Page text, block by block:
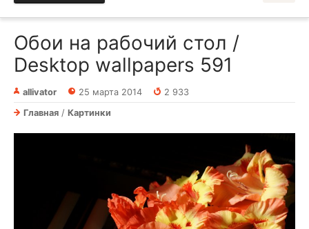
Обои на рабочий стол /
Desktop wallpapers 591
allivator 25 марта 2014
2 933
Главная / Картинки